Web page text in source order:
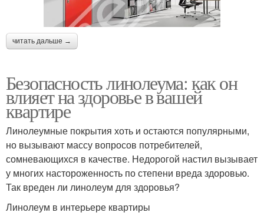
читать дальше →
Безопасность линолеума: как он
влияет на здоровье в вашей
квартире
Линолеумные покрытия хоть и остаются популярными,
но вызывают массу вопросов потребителей,
сомневающихся в качестве. Недорогой настил вызывает
у многих настороженность по степени вреда здоровью.
Так вреден ли линолеум для здоровья?
Линолеум в интерьере квартиры